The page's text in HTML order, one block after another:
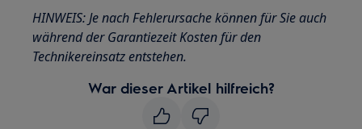
HINWEIS: Je nach Fehlerursache können für Sie auch
während der Garantiezeit Kosten für den
Technikereinsatz entstehen.
War dieser Artikel hilfreich?